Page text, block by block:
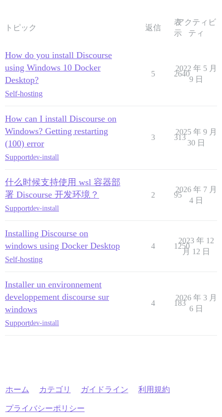
トピック 返信
表
示
アクティビ
ティ
How do you install Discourse
using Windows 10 Docker
Desktop?
Self-hosting
5 2640
2022 年 5 月
9 日
How can I install Discourse on
Windows? Getting restarting
(100) error
Supportdev-install
3 313
2025 年 9 月
30 日
什么时候支持使用 wsl 容器部
署 Discourse 开发环境？
Supportdev-install
2 95
2026 年 7 月
4 日
Installing Discourse on
windows using Docker Desktop
Self-hosting
4 1250
2023 年 12
月 12 日
Installer un environnement
developpement discourse sur
windows
Supportdev-install
4 183
2026 年 3 月
6 日
ホーム カテゴリ ガイドライン 利用規約
プライバシーポリシー